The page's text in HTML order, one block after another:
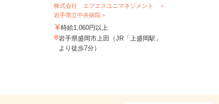
株式会社 エフエスユニマネジメント ＜
岩手県立中央病院＞
時給1,060円以上
岩手県盛岡市上田（JR「上盛岡駅」
より徒歩7分）